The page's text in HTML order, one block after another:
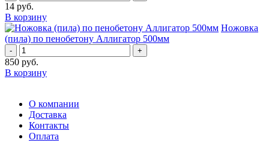
14 руб.
В корзину
Ножовка
(пила) по пенобетону Аллигатор 500мм
- +
850 руб.
В корзину
О компании
Доставка
Контакты
Оплата